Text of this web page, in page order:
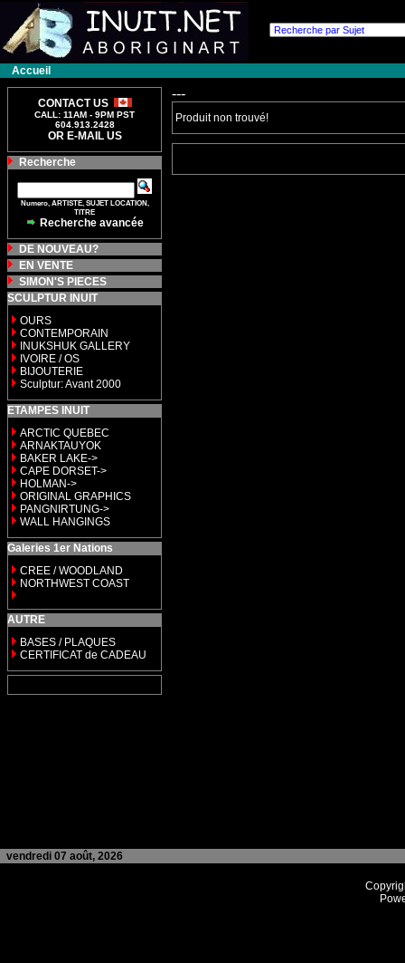
Accueil
CONTACT US
CALL: 11AM - 9PM PST
604.913.2428
OR E-MAIL US
Recherche
Numero, ARTISTE, SUJET LOCATION,
TITRE
Recherche avancée
DE NOUVEAU?
EN VENTE
SIMON'S PIECES
SCULPTUR INUIT
OURS
CONTEMPORAIN
INUKSHUK GALLERY
IVOIRE / OS
BIJOUTERIE
Sculptur: Avant 2000
ETAMPES INUIT
ARCTIC QUEBEC
ARNAKTAUYOK
BAKER LAKE->
CAPE DORSET->
HOLMAN->
ORIGINAL GRAPHICS
PANGNIRTUNG->
WALL HANGINGS
Galeries 1er Nations
CREE / WOODLAND
NORTHWEST COAST
AUTRE
BASES / PLAQUES
CERTIFICAT de CADEAU
---
Produit non trouvé!
vendredi 07 août, 2026